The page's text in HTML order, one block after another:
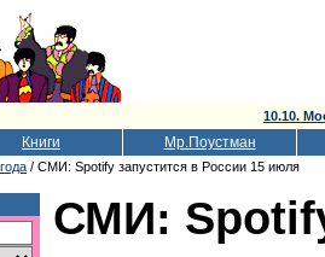
10.10.
Книги Мр.Поустман
/ СМИ: Spotify запустится в России 15 июля
СМИ: